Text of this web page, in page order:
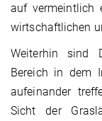
auf vermeintlich
wirtschaftlichen
Weiterhin sind
Bereich in dem
aufeinander
Sicht der